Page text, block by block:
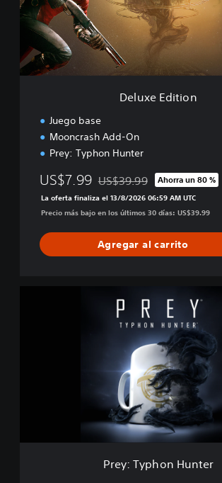
E
i
o
Deluxe Edition
Juego base
Mooncrash Add-On
Prey: Typhon Hunter
US$7.99 Rebajado del precio
US$39.99 Ahorra un 80 %
La oferta finaliza el 13/8/2026 06:59 AM UTC
Precio más bajo en los últimos 30 días: US$39.99
Agregar al carrito
H
Prey: Typhon Hunter